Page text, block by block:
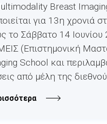
Breast
για 13η χρονιά
το Σάββατο 14
(Επιστημονική
School και
από μέλη της